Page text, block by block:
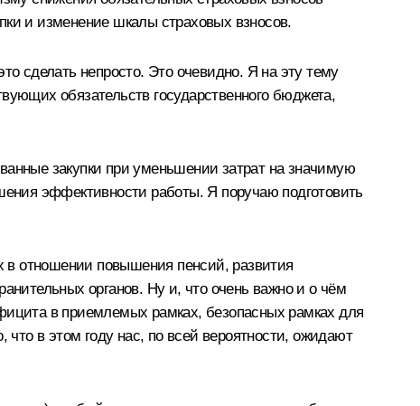
и изменение шкалы страховых взносов.
сделать непросто. Это очевидно. Я на эту тему
обязательств государственного бюджета,
закупки при уменьшении затрат на значимую
эффективности работы. Я поручаю подготовить
в отношении повышения пенсий, развития
органов. Ну и, что очень важно и о чём
в приемлемых рамках, безопасных рамках для
что в этом году нас, по всей вероятности, ожидают